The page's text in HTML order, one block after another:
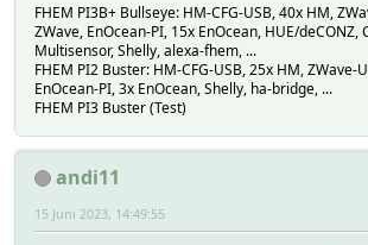
FHEM PI3B+ Bullseye: HM-CFG-USB, 40x HM,
ZWave, EnOcean-PI, 15x EnOcean, HUE/deCONZ,
Multisensor, Shelly, alexa-fhem, ...
FHEM PI2 Buster: HM-CFG-USB, 25x HM, ZWave-
EnOcean-PI, 3x EnOcean, Shelly, ha-bridge, ...
FHEM PI3 Buster (Test)
andi11
15 Juni 2023, 14:49:55